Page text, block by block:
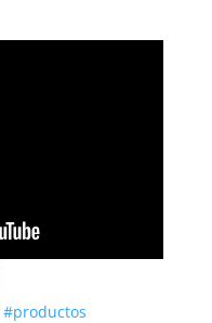
#productos